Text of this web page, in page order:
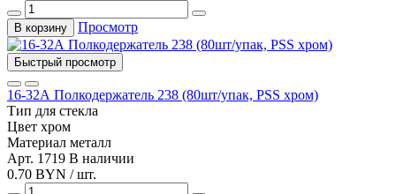
В корзину Просмотр
Быстрый просмотр
16-32А Полкодержатель 238 (80шт/упак, PSS хром)
Тип для стекла
Цвет хром
Материал металл
Арт. 1719 В наличии
0.70 BYN / шт.